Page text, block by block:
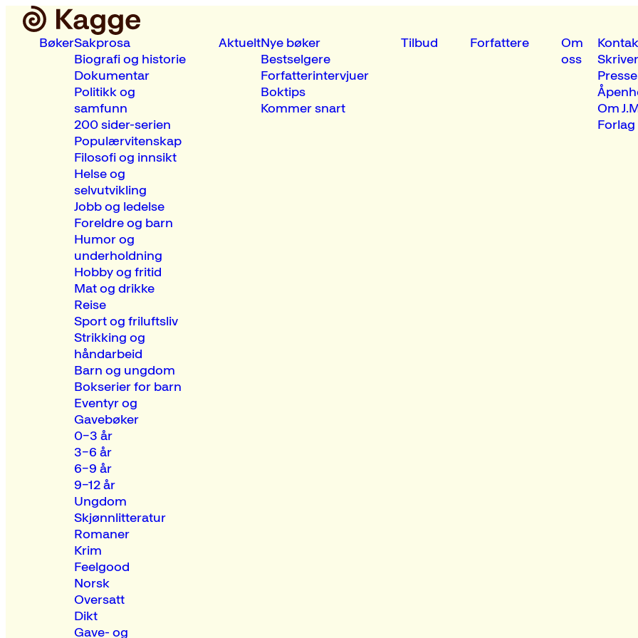
BøkerSakprosa
Biografi og historie
Dokumentar
Politikk og
samfunn
200 sider-serien
Populærvitenskap
Filosofi og innsikt
Helse og
selvutvikling
Jobb og ledelse
Foreldre og barn
Humor og
underholdning
Hobby og fritid
Mat og drikke
Reise
Sport og friluftsliv
Strikking og
håndarbeid
Barn og ungdom
Bokserier for barn
Eventyr og
Gavebøker
0–3 år
3–6 år
6–9 år
9–12 år
Ungdom
Skjønnlitteratur
Romaner
Krim
Feelgood
Norsk
Oversatt
Dikt
Gave- og
AktueltNye bøker
Bestselgere
Forfatterintervjuer
Boktips
Kommer snart
Tilbud Forfattere
Om
oss
Presse
Om
Forlag